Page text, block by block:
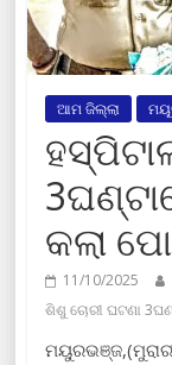
ଆମ ଜିଲ୍ଲା
କଲା
11/10/2025
ଶିଶୁ ଚୋରୀ ଘଟଣା